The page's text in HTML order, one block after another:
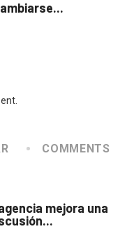
COMMENTS
mejora una